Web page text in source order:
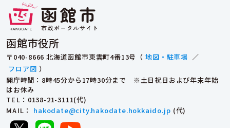
函館市役所
〒040-8666 北海道函館市東雲町4番13号（ 地図・駐車場 ／
フロア図 ）
開庁時間：8時45分から17時30分まで ※土日祝日および年末年始
はお休み
TEL ：0138-21-3111(代)
MAIL ： hakodate@city.hakodate.hokkaido.jp (代)